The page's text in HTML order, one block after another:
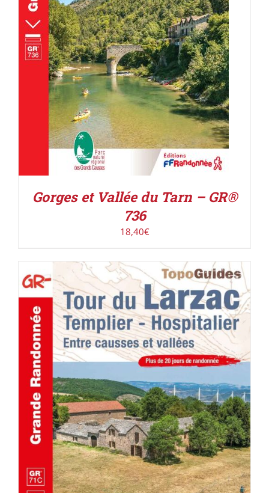
AJOUTER AU PANIER / DÉTAILS
Gorges et Vallée du Tarn – GR®
736
18,40€
AJOUTER AU PANIER / DÉTAILS